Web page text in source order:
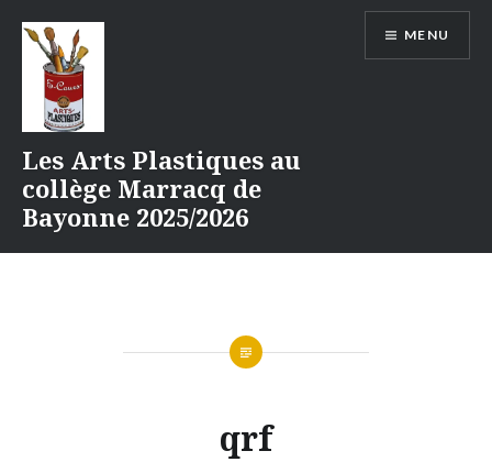
contenu
Les Arts Plastiques au
collège Marracq de
Bayonne 2025/2026
MENU
qrf